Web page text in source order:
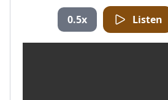
0.5x Listen